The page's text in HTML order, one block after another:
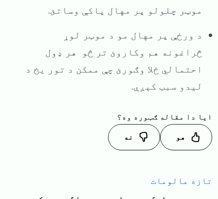
موټر چلولو پر مهال پاکې وساتئ.
د ورځې پر مهال مو د موټر لوړ
څراغونه هم وکاروئ تر څو هر ډول
احتمالي ځلا وګورئ چې ممکن د تور یخ د
لیدو سبب کېږي.
ایا دا مقاله ګټوره وه؟
هو
نه
تازه مالومات